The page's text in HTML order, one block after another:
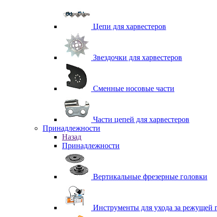
Цепи для харвестеров
Звездочки для харвестеров
Сменные носовые части
Части цепей для харвестеров
Принадлежности
Назад
Принадлежности
Вертикальные фрезерные головки
Инструменты для ухода за режущей